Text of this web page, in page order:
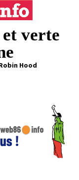
verte
Hood